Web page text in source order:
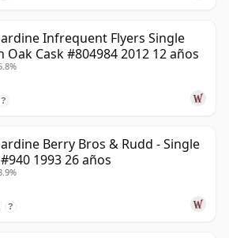
Infrequent Flyers Single
Oak Cask #804984 2012 12 años
?
Berry Bros & Rudd - Single
1993 26 años
?